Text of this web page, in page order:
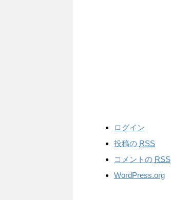
ログイン
投稿の RSS
コメントの RSS
WordPress.org